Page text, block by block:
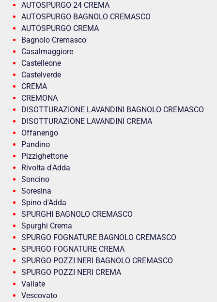
AUTOSPURGO 24 CREMA
AUTOSPURGO BAGNOLO CREMASCO
AUTOSPURGO CREMA
Bagnolo Cremasco
Casalmaggiore
Castelleone
Castelverde
CREMA
CREMONA
DISOTTURAZIONE LAVANDINI BAGNOLO CREMASCO
DISOTTURAZIONE LAVANDINI CREMA
Offanengo
Pandino
Pizzighettone
Rivolta d'Adda
Soncino
Soresina
Spino d'Adda
SPURGHI BAGNOLO CREMASCO
Spurghi Crema
SPURGO FOGNATURE BAGNOLO CREMASCO
SPURGO FOGNATURE CREMA
SPURGO POZZI NERI BAGNOLO CREMASCO
SPURGO POZZI NERI CREMA
Vailate
Vescovato